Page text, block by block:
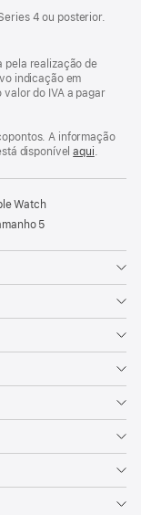
4 ou posterior.
pela realização de
indicação em
do IVA a pagar
A informação
disponívelaqui.
Watch
5